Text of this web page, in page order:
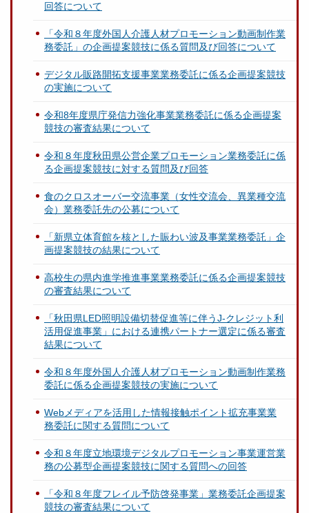
回答について
「令和８年度外国人介護人材プロモーション動画制作業
務委託」の企画提案競技に係る質問及び回答について
デジタル販路開拓支援事業業務委託に係る企画提案競技
の実施について
令和8年度県庁発信力強化事業業務委託に係る企画提案
競技の審査結果について
令和８年度秋田県公営企業プロモーション業務委託に係
る企画提案競技に対する質問及び回答
食のクロスオーバー交流事業（女性交流会、異業種交流
会）業務委託先の公募について
「新県立体育館を核とした賑わい波及事業業務委託」企
画提案競技の結果について
高校生の県内進学推進事業業務委託に係る企画提案競技
の審査結果について
「秋田県LED照明設備切替促進等に伴うJ-クレジット利
活用促進事業」における連携パートナー選定に係る審査
結果について
令和８年度外国人介護人材プロモーション動画制作業務
委託に係る企画提案競技の実施について
Webメディアを活用した情報接触ポイント拡充事業業
務委託に関する質問について
令和８年度立地環境デジタルプロモーション事業運営業
務の公募型企画提案競技に関する質問への回答
「令和８年度フレイル予防啓発事業」業務委託企画提案
競技の審査結果について